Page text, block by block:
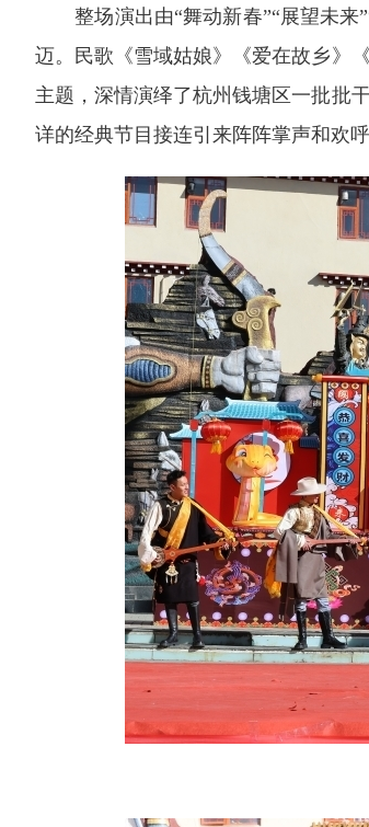
整场演出由“舞动新春”“展望未
迈。民歌《雪域姑娘》《爱在故乡》
主题，深情演绎了杭州钱塘区一批批
详的经典节目接连引来阵阵掌声和欢